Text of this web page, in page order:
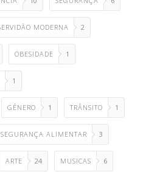
MODERNA 2
OBESIDADE 1
1
GÊNERO 1 TRÂNSITO 1
SEGURANÇA ALIMENTAR 3
ARTE 24 MUSICAS 6